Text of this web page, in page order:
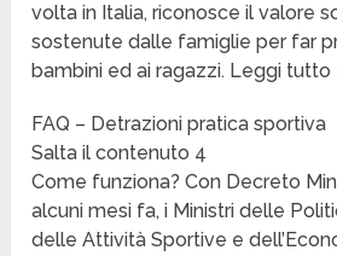
volta in Italia, riconosce il valore
sostenute dalle famiglie per far
bambini ed ai ragazzi. Leggi tutto
FAQ – Detrazioni pratica sportiva
Salta il contenuto 4
Come funziona? Con Decreto
alcuni mesi fa, i Ministri delle
delle Attività Sportive e